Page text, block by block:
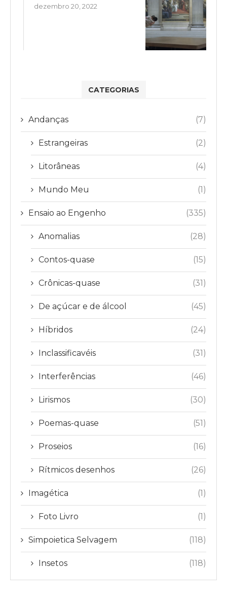
dezembro 20, 2022
CATEGORIAS
Andanças (7)
Estrangeiras (2)
Litorâneas (4)
Mundo Meu (1)
Ensaio ao Engenho (335)
Anomalias (28)
Contos-quase (15)
Crônicas-quase (31)
De açúcar e de álcool (45)
Híbridos (24)
Inclassificavéis (31)
Interferências (46)
Lirismos (30)
Poemas-quase (51)
Proseios (16)
Rítmicos desenhos (26)
Imagética (1)
Foto Livro (1)
Simpoietica Selvagem (118)
Insetos (118)